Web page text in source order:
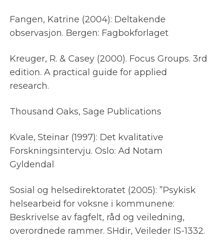
Fangen, Katrine (2004): Deltakende
observasjon. Bergen: Fagbokforlaget
Kreuger, R. & Casey (2000). Focus Groups. 3rd
edition. A practical guide for applied
research.
Thousand Oaks, Sage Publications
Kvale, Steinar (1997): Det kvalitative
Forskningsintervju. Oslo: Ad Notam
Gyldendal
Sosial og helsedirektoratet (2005): ”Psykisk
helsearbeid for voksne i kommunene:
Beskrivelse av fagfelt, råd og veiledning,
overordnede rammer. SHdir, Veileder IS-1332.